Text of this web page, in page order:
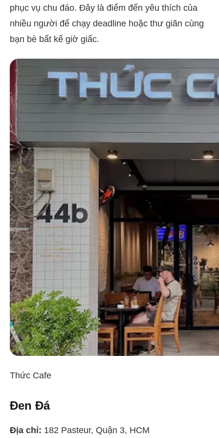
phục vụ chu đáo. Đây là điểm đến yêu thích của
nhiều người để chạy deadline hoặc thư giãn cùng
bạn bè bất kể giờ giấc.
Thức Cafe
Đen Đá
Địa chỉ: 182 Pasteur, Quận 3, HCM